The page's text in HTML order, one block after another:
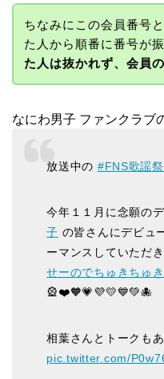
ちなみにこの会員番号
た人から順番に番号が
た人は抜かれず、会員
なにわ男子 ファンクラブ
放送中の #FNS歌謡祭
今年１１月に念願の
子 の皆さんにデビュ
ーマンスしていただき
せーのでちゅきちゅき
🎡❤️🧡💗💜💛💙💚🐙
相葉さんとトークもあ
pic.twitter.com/